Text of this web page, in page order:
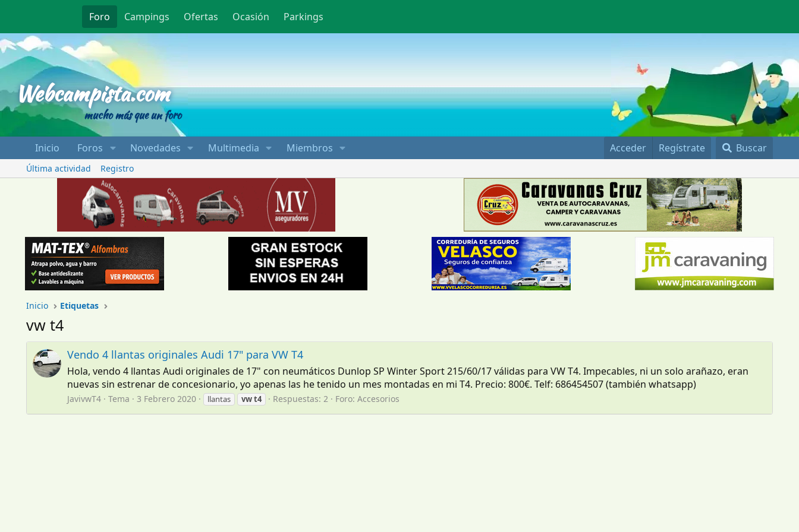
Foro Campings Ofertas Ocasión Parkings
Webcampista.com
mucho más que un foro
Inicio Foros Novedades Multimedia Miembros Acceder Regístrate Buscar
Última actividad Registro
Inicio Etiquetas
vw t4
Vendo 4 llantas originales Audi 17" para VW T4
Hola, vendo 4 llantas Audi originales de 17" con neumáticos Dunlop SP Winter Sport 215/60/17 válidas para VW T4. Impecables, ni un solo arañazo, eran
nuevas sin estrenar de concesionario, yo apenas las he tenido un mes montadas en mi T4. Precio: 800€. Telf: 686454507 (también whatsapp)
JavivwT4 Tema 3 Febrero 2020 llantas vwt4 Respuestas: 2 Foro: Accesorios